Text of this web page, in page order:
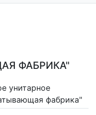
ФАБРИКА"
унитарное
фабрика"